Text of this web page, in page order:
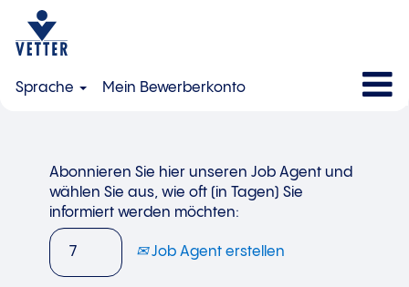
Sprache Mein Bewerberkonto
Abonnieren Sie hier unseren Job Agent und
wählen Sie aus, wie oft (in Tagen) Sie
informiert werden möchten:
Job Agent erstellen